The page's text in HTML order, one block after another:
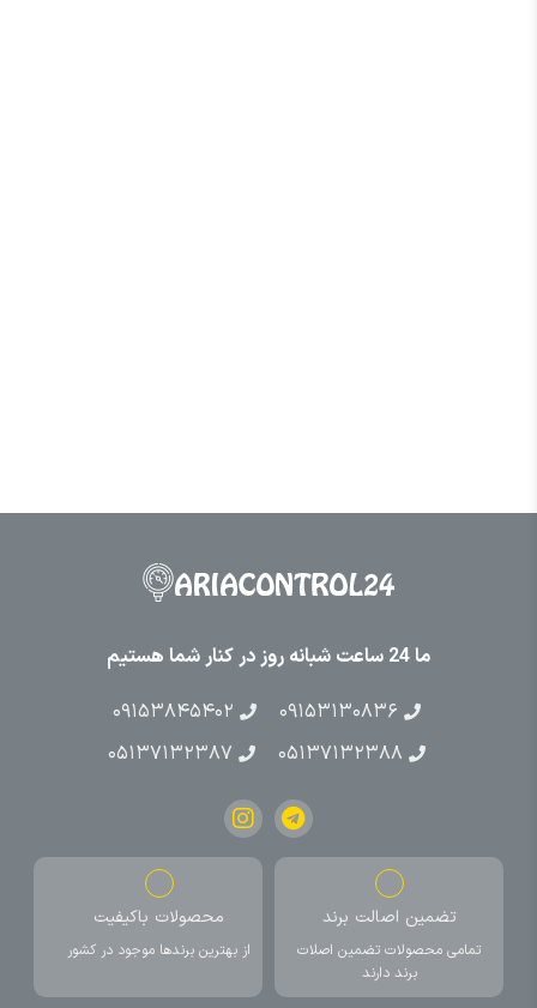
ما 24 ساعت شبانه روز در کنار شما هستیم
۰۹۱۵۳۱۳۰۸۳۶
۰۹۱۵۳۸۴۵۴۰۲
۰۵۱۳۷۱۳۲۳۸۸
۰۵۱۳۷۱۳۲۳۸۷
تضمین اصالت برند
تمامی محصولات تضمین اصلات
برند دارند
محصولات باکیفیت
از بهترین برندها موجود در کشور